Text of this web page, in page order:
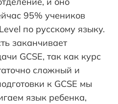
95% учеников
по русскому языку.
заканчивает
GCSE, так как курс
сложный и
к GCSE мы
язык ребенка,